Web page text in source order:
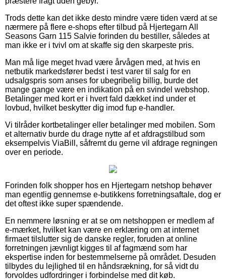
Trods dette kan det ikke desto mindre være tiden værd at se
nærmere på flere e-shops efter tilbud på Hjertegarn All
Seasons Garn 115 Salvie forinden du bestiller, således at
man ikke er i tvivl om at skaffe sig den skarpeste pris.
Man må lige meget hvad være årvågen med, at hvis en
netbutik markedsfører bedst i test varer til salg for en
udsalgspris som anses for ubegribelig billig, burde det
mange gange være en indikation på en svindel webshop.
Betalinger med kort er i hvert fald dækket ind under et
lovbud, hvilket beskytter dig imod fup e-handler.
Vi tilråder kortbetalinger eller betalinger med mobilen. Som
et alternativ burde du drage nytte af et afdragstilbud som
eksempelvis ViaBill, såfremt du gerne vil afdrage regningen
over en periode.
Forinden folk shopper hos en Hjertegarn netshop behøver
man egentlig gennemse e-butikkens forretningsaftale, dog er
det oftest ikke super spændende.
En nemmere løsning er at se om netshoppen er medlem af
e-mærket, hvilket kan være en erklæring om at internet
firmaet tilslutter sig de danske regler, foruden at online
forretningen jævnligt kigges til af fagmænd som har
ekspertise inden for bestemmelserne på området. Desuden
tilbydes du lejlighed til en håndsrækning, for så vidt du
forvoldes udfordringer i forbindelse med dit køb.